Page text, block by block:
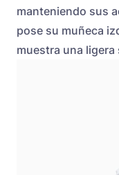
manteniendo sus
pose su muñeca
muestra una